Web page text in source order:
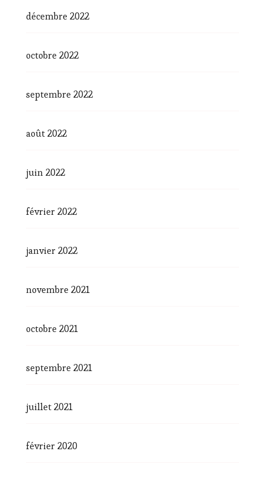
décembre 2022
octobre 2022
septembre 2022
août 2022
juin 2022
février 2022
janvier 2022
novembre 2021
octobre 2021
septembre 2021
juillet 2021
février 2020